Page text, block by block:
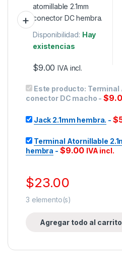
Disponibilidad: Hay
existencias
$9.00 IVA incl.
Este producto: Terminal
conector DC macho -$
Jack 2.1mm hembra. - $
Terminal Atornillable
hembra - $9.00 IVA incl.
$23.00
3 elemento(s)
Agregar todo al carrito